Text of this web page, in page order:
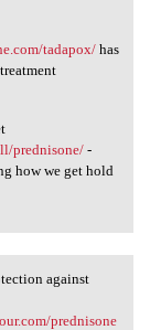
tadapox/has
prednisone/-
how we get hold
against
prednisone